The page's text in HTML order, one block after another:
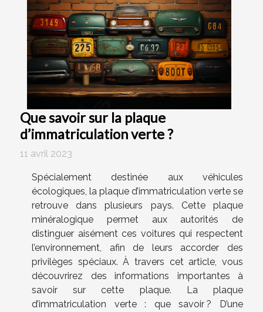
Que savoir sur la plaque
d’immatriculation verte ?
11 avril 2023
Spécialement destinée aux véhicules
écologiques, la plaque d’immatriculation verte se
retrouve dans plusieurs pays. Cette plaque
minéralogique permet aux autorités de
distinguer aisément ces voitures qui respectent
l’environnement, afin de leurs accorder des
privilèges spéciaux. À travers cet article, vous
découvrirez des informations importantes à
savoir sur cette plaque. La plaque
d’immatriculation verte : que savoir ? D’une